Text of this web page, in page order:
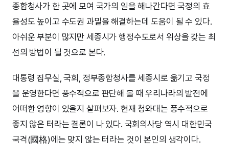
종합청사가 한 곳에 모여 국가의 일을 해나간다면 국정의 효
율성도 높이고 수도권 과밀을 해결하는데 도움이 될 수 있다.
아쉬운 부분이 많지만 세종시가 행정수도로서 위상을 갖는 최
선의 방법이 될 것으로 본다.
대통령 집무실, 국회, 정부종합청사를 세종시로 옮기고 국정
을 운영한다면 풍수적으로 판단해 볼 때 우리나라의 발전에
어떠한 영향이 있을지 살펴보자. 현재 청와대는 풍수적으로
좋지 않은 터라는 결론이 나 있다. 국회의사당 역시 대한민국
국격(國格)에는 맞지 않는 터라는 것이 본인의 생각이다.